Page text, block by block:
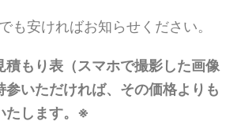
も安ければお知らせください。
もり表（スマホで撮影した画像
参いただければ、その価格よりも
たします。※